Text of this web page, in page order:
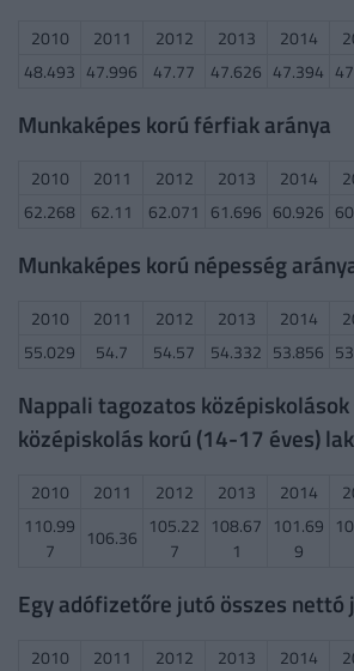
2010 2011 2012 2013 2014
48.493 47.996 47.77 47.626 47.394
Munkaképes korú férfiak aránya
2010 2011 2012 2013 2014
62.268
62.11 62.071 61.696 60.926
Munkaképes korú népesség
2010 2011 2012 2013 2014
55.029
54.7 54.57 54.332 53.856
Nappali tagozatos
középiskolás korú (14-17 éves)
2010 2011 2012 2013 2014
110.99
7
106.36 105.22
7
108.67
1
101.69
9
Egy adófizetőre jutó összes nettó
2010 2011 2012 2013 2014